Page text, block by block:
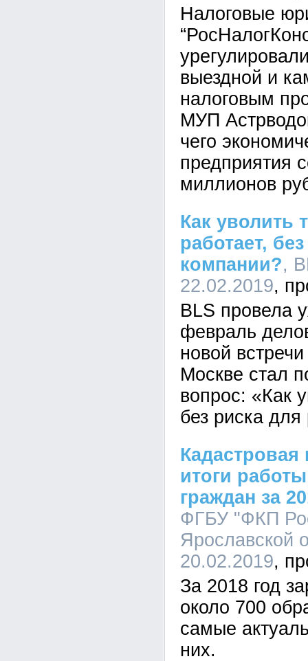
Налоговые
выездной и
налоговым
МУП
чего
предприятия
миллионов
Как уволить
работает,
компании?,
22.02.2019
BLS провела
февраль
новой
Москве стал
вопрос: «Как
без риска для
Кадастровая
итоги
граждан за
ФГБУ "ФКП
Ярославской
20.02.2019
За 2018 год
около 700
самые
них.